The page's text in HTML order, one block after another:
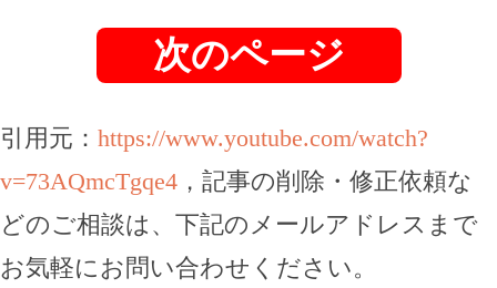
次のページ
引用元： https://www.youtube.com/watch?
v=73AQmcTgqe4 ，記事の削除・修正依頼な
どのご相談は、下記のメールアドレスまで
お気軽にお問い合わせください。